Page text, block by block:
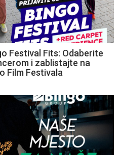
Festival Fits: Odaberite
i zablistajte na
Film Festivala